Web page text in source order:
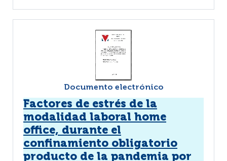
Documento electrónico
Factores de estrés de la
modalidad laboral home
office, durante el
confinamiento obligatorio
producto de la pandemia por